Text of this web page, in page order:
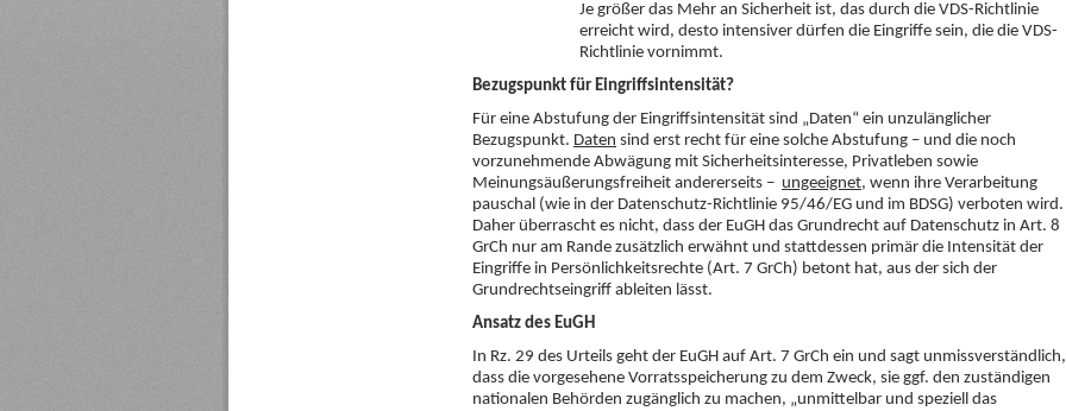
Je größer das Mehr an Sicherheit ist, das durch die VDS-Richtlinie
erreicht wird, desto intensiver dürfen die Eingriffe sein, die die VDS-
Richtlinie vornimmt.
Bezugspunkt für Eingriffsintensität?
Für eine Abstufung der Eingriffsintensität sind „Daten“ ein unzulänglicher
Bezugspunkt. Daten sind erst recht für eine solche Abstufung – und die noch
vorzunehmende Abwägung mit Sicherheitsinteresse, Privatleben sowie
Meinungsäußerungsfreiheit andererseits – ungeeignet, wenn ihre Verarbeitung
pauschal (wie in der Datenschutz-Richtlinie 95/46/EG und im BDSG) verboten wird.
Daher überrascht es nicht, dass der EuGH das Grundrecht auf Datenschutz in Art. 8
GrCh nur am Rande zusätzlich erwähnt und stattdessen primär die Intensität der
Eingriffe in Persönlichkeitsrechte (Art. 7 GrCh) betont hat, aus der sich der
Grundrechtseingriff ableiten lässt.
Ansatz des EuGH
In Rz. 29 des Urteils geht der EuGH auf Art. 7 GrCh ein und sagt unmissverständlich,
dass die vorgesehene Vorratsspeicherung zu dem Zweck, sie ggf. den zuständigen
nationalen Behörden zugänglich zu machen, „unmittelbar und speziell das